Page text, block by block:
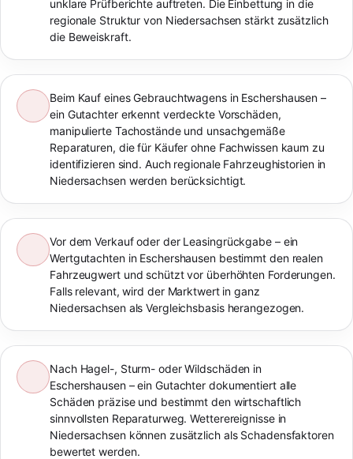
unklare Prüfberichte auftreten. Die Einbettung in die
regionale Struktur von Niedersachsen stärkt zusätzlich
die Beweiskraft.
Beim Kauf eines Gebrauchtwagens in Eschershausen –
ein Gutachter erkennt verdeckte Vorschäden,
manipulierte Tachostände und unsachgemäße
Reparaturen, die für Käufer ohne Fachwissen kaum zu
identifizieren sind. Auch regionale Fahrzeughistorien in
Niedersachsen werden berücksichtigt.
Vor dem Verkauf oder der Leasingrückgabe – ein
Wertgutachten in Eschershausen bestimmt den realen
Fahrzeugwert und schützt vor überhöhten Forderungen.
Falls relevant, wird der Marktwert in ganz
Niedersachsen als Vergleichsbasis herangezogen.
Nach Hagel-, Sturm- oder Wildschäden in
Eschershausen – ein Gutachter dokumentiert alle
Schäden präzise und bestimmt den wirtschaftlich
sinnvollsten Reparaturweg. Wetterereignisse in
Niedersachsen können zusätzlich als Schadensfaktoren
bewertet werden.